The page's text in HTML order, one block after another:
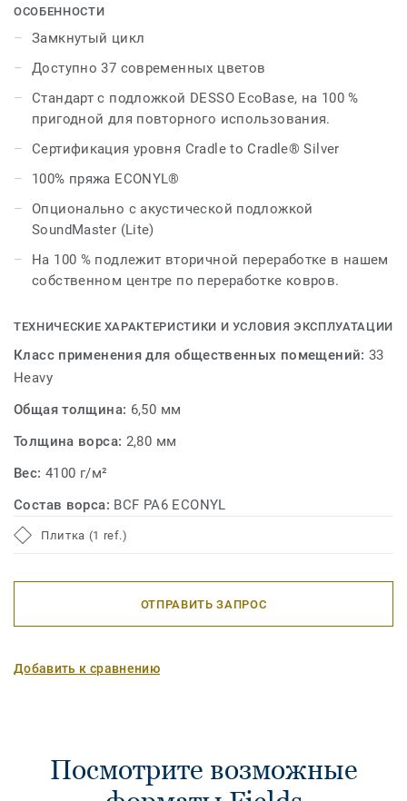
которые можно комбинировать для получения
уникальных результатов, дизайнеры могут смешивать
различные нейтральные тона или сочетать яркие
цвета с более острыми оттенками для богатой
эстетики.
Продолжая расширять ассортимент, Fields можно
идеально сочетать с коллекцией DESSO Linon,
объединяя различные текстуры для создания
гамму до 55.
Эта коллекция является частью нашего замкнутого
цикла
ОСОБЕННОСТИ
Замкнутый цикл
Доступно 37 современных цветов
Стандарт с подложкой DESSO EcoBase, на 100 %
пригодной для повторного использования.
Сертификация уровня Cradle to Cradle® Silver
100% пряжа ECONYL®
Опционально с акустической подложкой
SoundMaster (Lite)
На 100 % подлежит вторичной переработке в нашем
собственном центре по переработке ковров.
ТЕХНИЧЕСКИЕ ХАРАКТЕРИСТИКИ И УСЛОВИЯ ЭКСПЛУАТАЦИИ
Класс применения для общественных помещений:33
Heavy
Общая толщина: 6,50 мм
Толщина ворса: 2,80 мм
Вес: 4100 г/м²
Состав ворса: BCF PA6 ECONYL
Плитка (1 ref.)
ОТПРАВИТЬ ЗАПРОС
Добавить к сравнению
Посмотрите возможные